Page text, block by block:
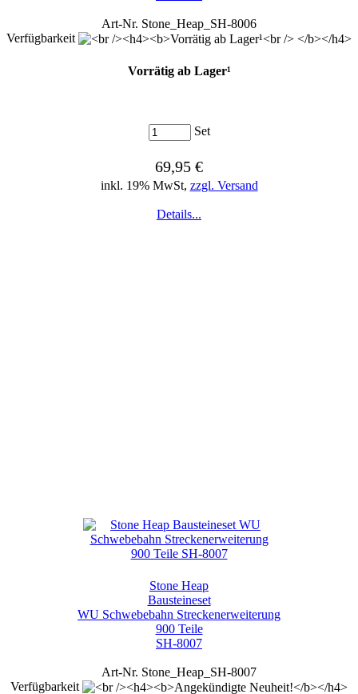
Art-Nr. Stone_Heap_SH-8006
Verfügbarkeit
Vorrätig ab Lager¹
Set
69,95 €
inkl. 19% MwSt, zzgl. Versand
Details...
Stone Heap
Bausteineset
WU Schwebebahn Streckenerweiterung
900 Teile
SH-8007
Art-Nr. Stone_Heap_SH-8007
Verfügbarkeit